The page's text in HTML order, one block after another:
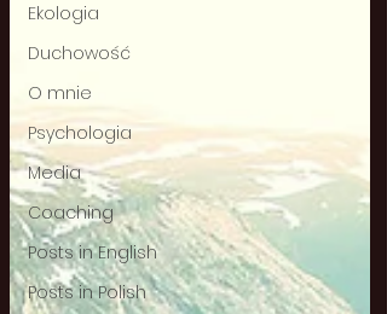
Ekologia
Duchowość
O mnie
Psychologia
Media
Coaching
Posts in English
Posts in Polish